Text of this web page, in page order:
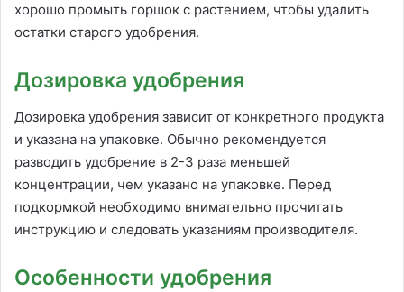
хорошо промыть горшок с растением, чтобы удалить
остатки старого удобрения.
Дозировка удобрения
Дозировка удобрения зависит от конкретного продукта
и указана на упаковке. Обычно рекомендуется
разводить удобрение в 2-3 раза меньшей
концентрации, чем указано на упаковке. Перед
подкормкой необходимо внимательно прочитать
инструкцию и следовать указаниям производителя.
Особенности удобрения